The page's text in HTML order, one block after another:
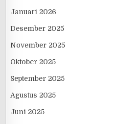
Januari 2026
Desember 2025
November 2025
Oktober 2025
September 2025
Agustus 2025
Juni 2025